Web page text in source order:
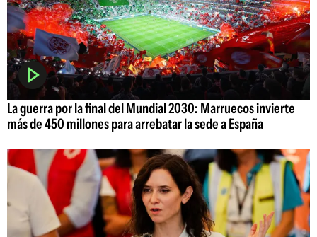
La guerra por la final del Mundial 2030: Marruecos invierte
más de 450 millones para arrebatar la sede a España